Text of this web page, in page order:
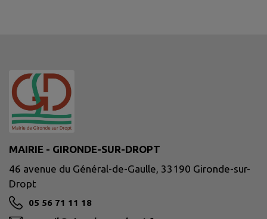
MAIRIE - GIRONDE-SUR-DROPT
46 avenue du Général-de-Gaulle, 33190 Gironde-sur-
Dropt
05 56 71 11 18